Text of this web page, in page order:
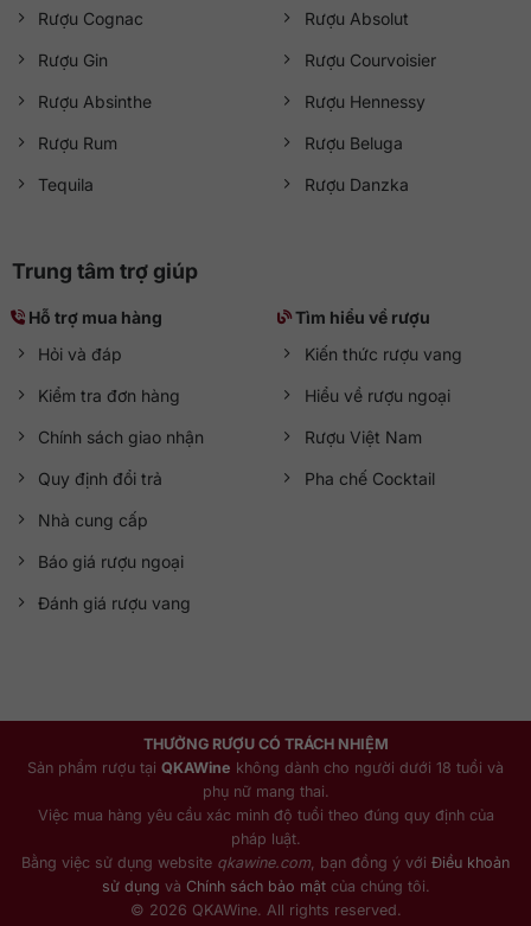
Rượu Cognac
Rượu Gin
Rượu Absinthe
Rượu Rum
Tequila
Rượu Absolut
Rượu Courvoisier
Rượu Hennessy
Rượu Beluga
Rượu Danzka
Trung tâm trợ giúp
Hỗ trợ mua hàng
Hỏi và đáp
Kiểm tra đơn hàng
Chính sách giao nhận
Quy định đổi trả
Nhà cung cấp
Báo giá rượu ngoại
Đánh giá rượu vang
Tìm hiểu về rượu
Kiến thức rượu vang
Hiểu về rượu ngoại
Rượu Việt Nam
Pha chế Cocktail
THƯỞNG RƯỢU CÓ TRÁCH NHIỆM
Sản phẩm rượu tại QKAWine không dành cho người dưới 18 tuổi và
phụ nữ mang thai.
Việc mua hàng yêu cầu xác minh độ tuổi theo đúng quy định của
pháp luật.
Bằng việc sử dụng website qkawine.com , bạn đồng ý với Điều khoản
sử dụng và Chính sách bảo mậtcủa chúng tôi.
© 2026 QKAWine. All rights reserved.